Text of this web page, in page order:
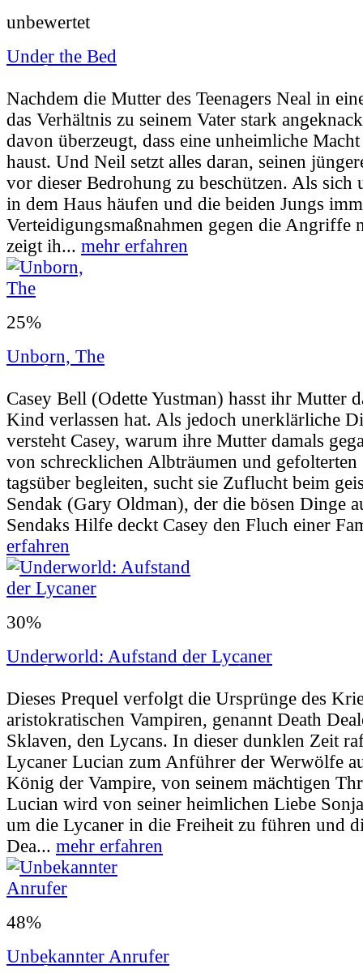
unbewertet
Under the Bed
Userbewertung:
Nachdem die Mutter des Teenagers Neal in
das Verhältnis zu seinem Vater stark
davon überzeugt, dass eine unheimliche
haust. Und Neil setzt alles daran, seinen
vor dieser Bedrohung zu beschützen. Als sich
in dem Haus häufen und die beiden Jungs
Verteidigungsmaßnahmen gegen die Angriffe
zeigt ih... mehr erfahren
25%
Unborn, The
Userbewertung:
Casey Bell (Odette Yustman) hasst ihr Mutter
Kind verlassen hat. Als jedoch unerklärliche
versteht Casey, warum ihre Mutter damals
von schrecklichen Albträumen und gefolterten
tagsüber begleiten, sucht sie Zuflucht beim
Sendak (Gary Oldman), der die bösen Dinge
Sendaks Hilfe deckt Casey den Fluch einer
erfahren
30%
Underworld: Aufstand der Lycaner
Userbewertung:49% (121 Stimmen) |
Dieses Prequel verfolgt die Ursprünge des
aristokratischen Vampiren, genannt Death
Sklaven, den Lycans. In dieser dunklen Zeit
Lycaner Lucian zum Anführer der Werwölfe
König der Vampire, von seinem mächtigen
Lucian wird von seiner heimlichen Liebe
um die Lycaner in die Freiheit zu führen und
Dea... mehr erfahren
48%
Unbekannter Anrufer